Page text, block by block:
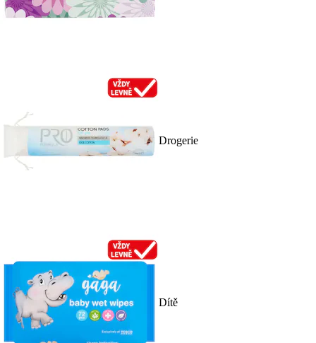
Drogerie
Dítě